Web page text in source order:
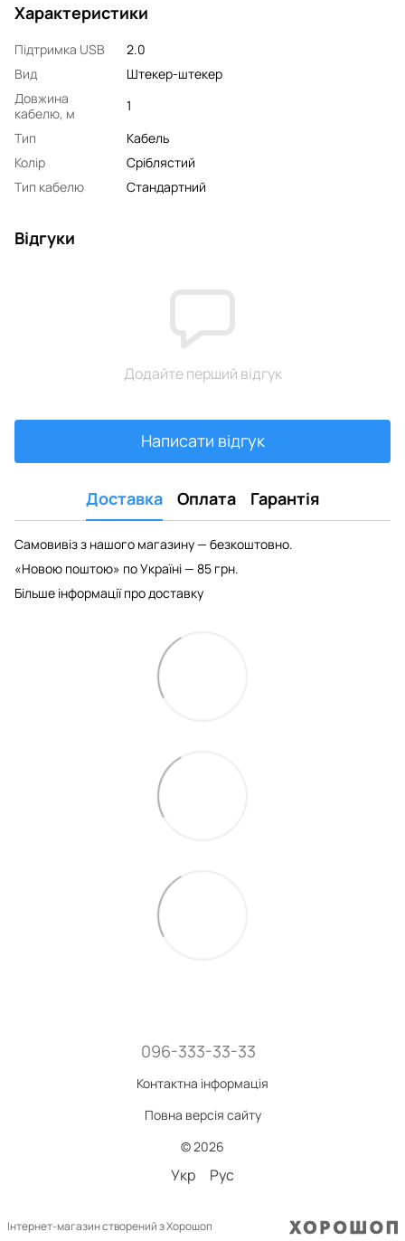
Характеристики
Підтримка USB
2.0
Вид
Штекер-штекер
Довжина
кабелю, м
1
Тип
Кабель
Колір
Сріблястий
Тип кабелю
Стандартний
Відгуки
Додайте перший відгук
Написати відгук
Доставка Оплата Гарантія
Самовивіз з нашого магазину — безкоштовно.
«Новою поштою» по Україні — 85 грн.
Більше інформації про доставку
096-333-33-33
Контактна інформація
Повна версія сайту
© 2026
Укр Рус
Інтернет-магазин створений з Хорошоп